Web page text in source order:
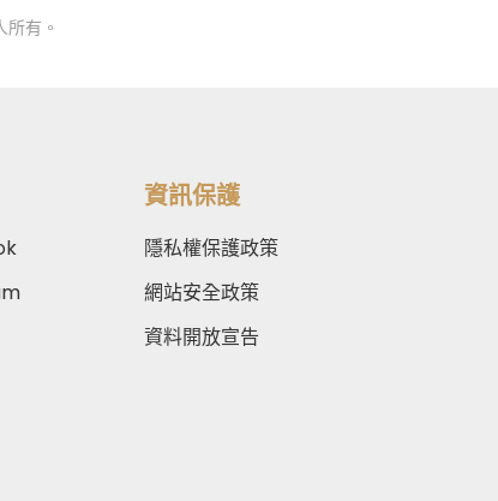
有。
資訊保護
隱私權保護政策
網站安全政策
資料開放宣告